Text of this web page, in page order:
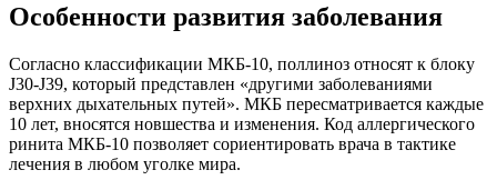
Особенности развития заболевания
Согласно классификации МКБ-10, поллиноз относят к блоку
J30-J39, который представлен «другими заболеваниями
верхних дыхательных путей». МКБ пересматривается каждые
10 лет, вносятся новшества и изменения. Код аллергического
ринита МКБ-10 позволяет сориентировать врача в тактике
лечения в любом уголке мира.